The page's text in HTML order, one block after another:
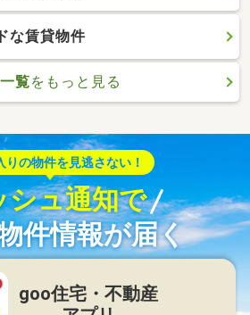
な賃貸物件
覧をもっと見る
りの物件を見逃さない！
シュ通知で
件情報が届く
goo住宅・不動産